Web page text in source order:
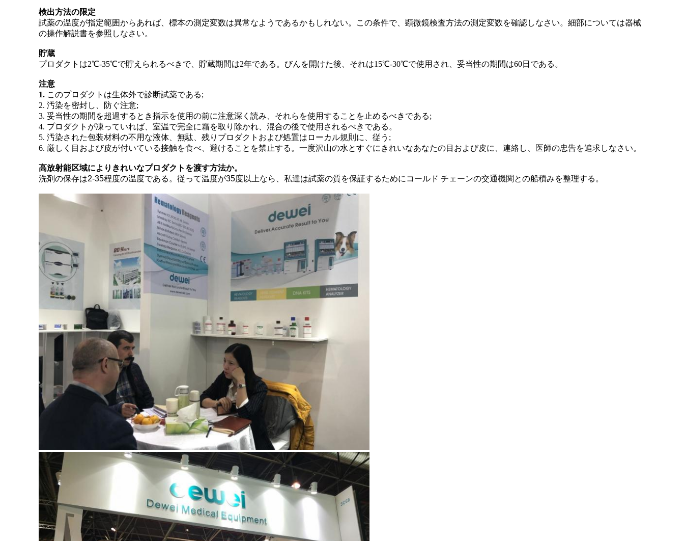
検出方法の限定
試薬の温度が指定範囲からあれば、標本の測定変数は異常なようであるかもしれない。この条件で、顕微鏡検査方法の測定変数を確認しなさい。細部については器械
の操作解説書を参照しなさい。
貯蔵
プロダクトは2℃-35℃で貯えられるべきで、貯蔵期間は2年である。びんを開けた後、それは15℃-30℃で使用され、妥当性の期間は60日である。
注意
1. このプロダクトは生体外で診断試薬である;
2. 汚染を密封し、防ぐ注意;
3. 妥当性の期間を超過するとき指示を使用の前に注意深く読み、それらを使用することを止めるべきである;
4. プロダクトが凍っていれば、室温で完全に霜を取り除かれ、混合の後で使用されるべきである。
5. 汚染された包装材料の不用な液体、無駄、残りプロダクトおよび処置はローカル規則に、従う;
6. 厳しく目および皮が付いている接触を食べ、避けることを禁止する。一度沢山の水とすぐにきれいなあなたの目および皮に、連絡し、医師の忠告を追求しなさい。
高放射能区域によりきれいなプロダクトを渡す方法か。
洗剤の保存は2-35程度の温度である。従って温度が35度以上なら、私達は試薬の質を保証するためにコールド チェーンの交通機関との船積みを整理する。